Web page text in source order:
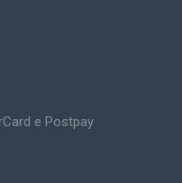
e Postpay